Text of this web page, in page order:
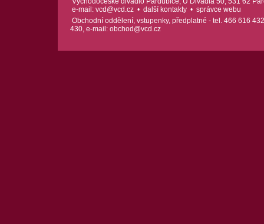
e-mail: vcd@vcd.cz• další kontakty• správce webu
Obchodní oddělení, vstupenky, předplatné - tel. 466 616
430, e-mail: obchod@vcd.cz